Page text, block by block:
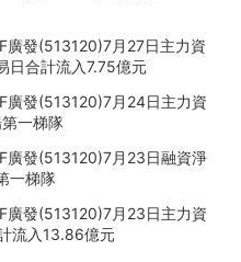
廣發(513120)7月27日主力資
日合計流入7.75億元
廣發(513120)7月24日主力資
一梯隊
廣發(513120)7月23日融資淨
一梯隊
廣發(513120)7月23日主力資
流入13.86億元